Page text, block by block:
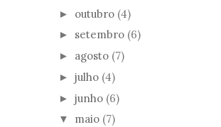
► outubro (4)
► setembro (6)
► agosto (7)
► julho (4)
► junho (6)
▼ maio (7)